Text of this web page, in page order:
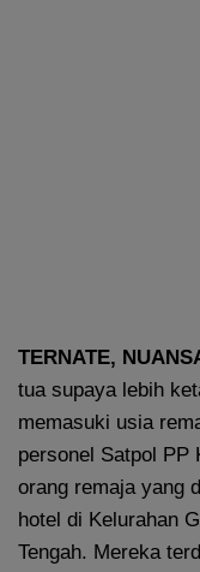
TERNATE,
tua supaya lebih
memasuki usia
personel Satpol PP
orang remaja yang
hotel di Kelurahan
Tengah. Mereka